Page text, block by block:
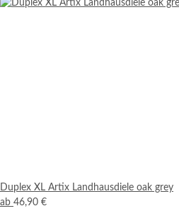
Duplex XL Artix Landhausdiele oak grey
ab 46,90 €